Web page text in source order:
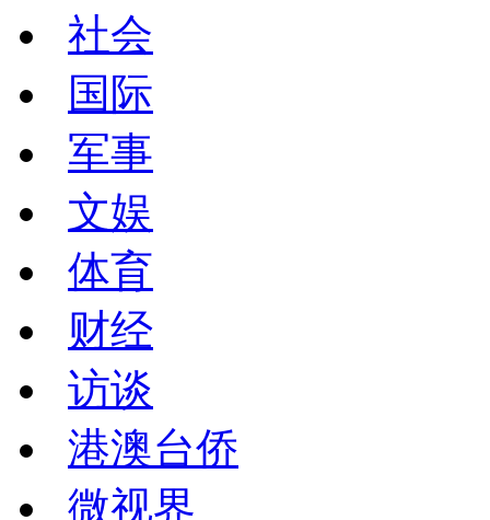
社会
国际
军事
文娱
体育
财经
访谈
港澳台侨
微视界